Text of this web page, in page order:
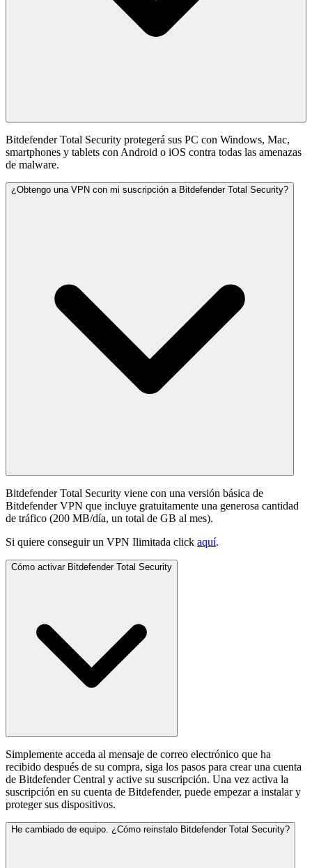
Bitdefender Total Security protegerá sus PC con Windows, Mac,
smartphones y tablets con Android o iOS contra todas las amenazas
de malware.
¿Obtengo una VPN con mi suscripción a Bitdefender Total Security?
Bitdefender Total Security viene con una versión básica de
Bitdefender VPN que incluye gratuitamente una generosa cantidad
de tráfico (200 MB/día, un total de GB al mes).
Si quiere conseguir un VPN Ilimitada click aquí.
Cómo activar Bitdefender Total Security
Simplemente acceda al mensaje de correo electrónico que ha
recibido después de su compra, siga los pasos para crear una cuenta
de Bitdefender Central y active su suscripción. Una vez activa la
suscripción en su cuenta de Bitdefender, puede empezar a instalar y
proteger sus dispositivos.
He cambiado de equipo. ¿Cómo reinstalo Bitdefender Total Security?